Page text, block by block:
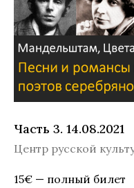
Часть 3. 14.08.2021
Центр русской
15€ — полный билет